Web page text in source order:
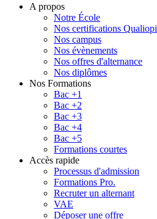
A propos
Notre École
Nos certifications Qualiopi
Nos campus
Nos évènements
Nos offres d'alternance
Nos diplômes
Nos Formations
Bac +1
Bac +2
Bac +3
Bac +4
Bac +5
Formations courtes
Accès rapide
Processus d'admission
Formations Pro.
Recruter un alternant
VAE
Déposer une offre